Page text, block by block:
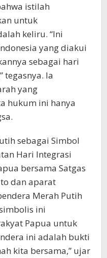
istilah
untuk
keliru. “Ini
yang diakui
sebagai hari
tegasnya. Ia
yang
hukum ini hanya
sebagai Simbol
Hari Integrasi
bersama Satgas
dan aparat
Merah Putih
ini
Papua untuk
ini adalah bukti
kita bersama,” ujar